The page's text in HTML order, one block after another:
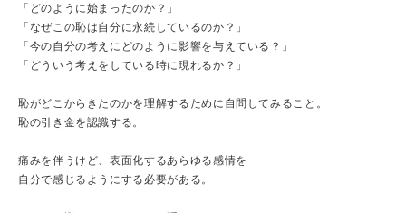
「どのように始まったのか？」
「なぜこの恥は自分に永続しているのか？」
「今の自分の考えにどのように影響を与えている？」
「どういう考えをしている時に現れるか？」
恥がどこからきたのかを理解するために自問してみること。
恥の引き金を認識する。
痛みを伴うけど、表面化するあらゆる感​​情を
自分で感じるようにする必要がある。